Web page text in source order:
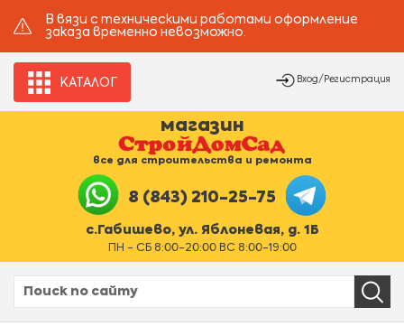
В вязи с техническими работами оформление
заказа временно невозможно.
КАТАЛОГ Вход/Регистрация
магазин
все для строительства и ремонта
8 (843) 210-25-75
с.Габишево, ул. Яблоневая, д. 1Б
ПН - СБ 8:00-20:00 ВС 8:00-19:00